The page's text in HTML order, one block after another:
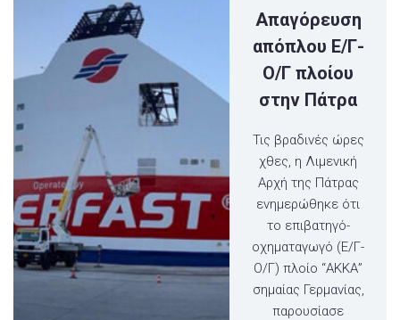
Απαγόρευση
απόπλου Ε/Γ-
Ο/Γ πλοίου
στην Πάτρα
Τις βραδινές ώρες
χθες, η Λιμενική
Αρχή της Πάτρας
ενημερώθηκε ότι
το επιβατηγό-
οχηματαγωγό (Ε/Γ-
Ο/Γ) πλοίο “ΑΚΚΑ”
σημαίας Γερμανίας,
παρουσίασε